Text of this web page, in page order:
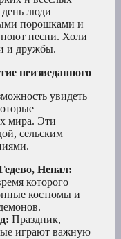
люди
порошками и
песни. Холи
и дружбы.
неизведанного
увидеть
мира. Эти
сельским
Непал:
которого
костюмы и
Праздник,
играют важную